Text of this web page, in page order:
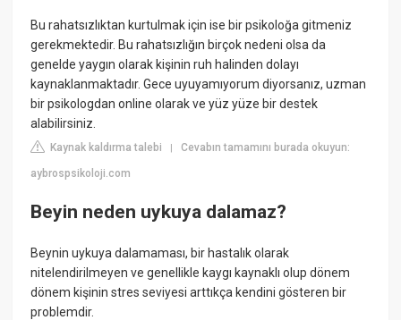
Bu rahatsızlıktan kurtulmak için ise bir psikoloğa gitmeniz
gerekmektedir. Bu rahatsızlığın birçok nedeni olsa da
genelde yaygın olarak kişinin ruh halinden dolayı
kaynaklanmaktadır. Gece uyuyamıyorum diyorsanız, uzman
bir psikologdan online olarak ve yüz yüze bir destek
alabilirsiniz.
Kaynak kaldırma talebi |Cevabın tamamını burada okuyun:
aybrospsikoloji.com
Beyin neden uykuya dalamaz?
Beynin uykuya dalamaması, bir hastalık olarak
nitelendirilmeyen ve genellikle kaygı kaynaklı olup dönem
dönem kişinin stres seviyesi arttıkça kendini gösteren bir
problemdir.